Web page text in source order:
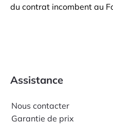
donner le ton.
du contrat incombent au
Assistance
Nous contacter
Garantie de prix